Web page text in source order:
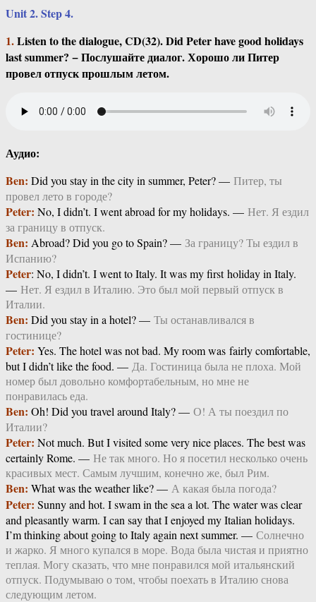
Unit 2. Step 4.
1.Listen to the dialogue, CD(32). Did Peter have good holidays
last summer? − Послушайте диалог. Хорошо ли Питер
провел отпуск прошлым летом.
Аудио:
Ben: Did you stay in the city in summer, Peter? — Питер, ты
провел лето в городе?
Peter: No, I didn’t. I went abroad for my holidays. — Нет. Я ездил
за границу в отпуск.
Ben: Abroad? Did you go to Spain? — За границу? Ты ездил в
Испанию?
Peter: No, I didn’t. I went to Italy. It was my first holiday in Italy.
— Нет. Я ездил в Италию. Это был мой первый отпуск в
Италии.
Ben: Did you stay in a hotel? — Ты останавливался в
гостинице?
Peter: Yes. The hotel was not bad. My room was fairly comfortable,
but I didn’t like the food. — Да. Гостиница была не плоха. Мой
номер был довольно комфортабельным, но мне не
понравилась еда.
Ben: Oh! Did you travel around Italy? — О! А ты поездил по
Италии?
Peter: Not much. But I visited some very nice places. The best was
certainly Rome. — Не так много. Но я посетил несколько очень
красивых мест. Самым лучшим, конечно же, был Рим.
Ben: What was the weather like? — А какая была погода?
Peter: Sunny and hot. I swam in the sea a lot. The water was clear
and pleasantly warm. I can say that I enjoyed my Italian holidays.
I’m thinking about going to Italy again next summer. — Солнечно
и жарко. Я много купался в море. Вода была чистая и приятно
теплая. Могу сказать, что мне понравился мой итальянский
отпуск. Подумываю о том, чтобы поехать в Италию снова
следующим летом.